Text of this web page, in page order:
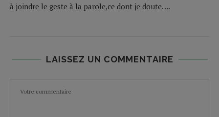
à joindre le geste à la parole,ce dont je doute….
LAISSEZ UN COMMENTAIRE